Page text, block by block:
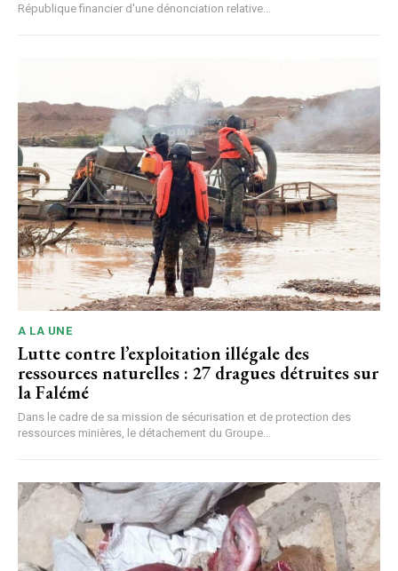
République financier d'une dénonciation relative...
A LA UNE
Lutte contre l’exploitation illégale des
ressources naturelles : 27 dragues détruites sur
la Falémé
Dans le cadre de sa mission de sécurisation et de protection des
ressources minières, le détachement du Groupe...